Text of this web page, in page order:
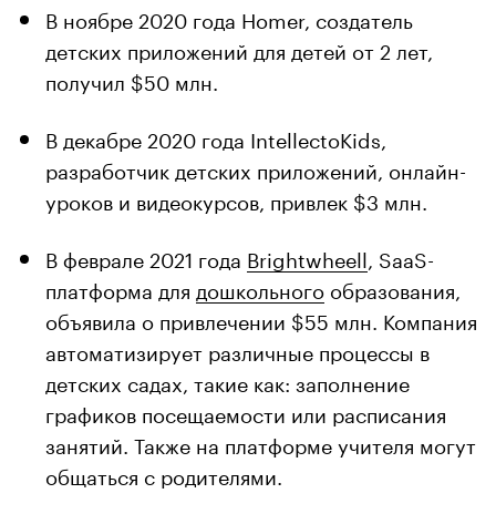
В ноябре 2020 года Homer, создатель
детских приложений для детей от 2 лет,
получил $50 млн.
В декабре 2020 года IntellectoKids,
разработчик детских приложений, онлайн-
уроков и видеокурсов, привлек $3 млн.
В феврале 2021 года Brightwheell , SaaS-
платформа для дошкольного образования,
объявила о привлечении $55 млн. Компания
автоматизирует различные процессы в
детских садах, такие как: заполнение
графиков посещаемости или расписания
занятий. Также на платформе учителя могут
общаться с родителями.